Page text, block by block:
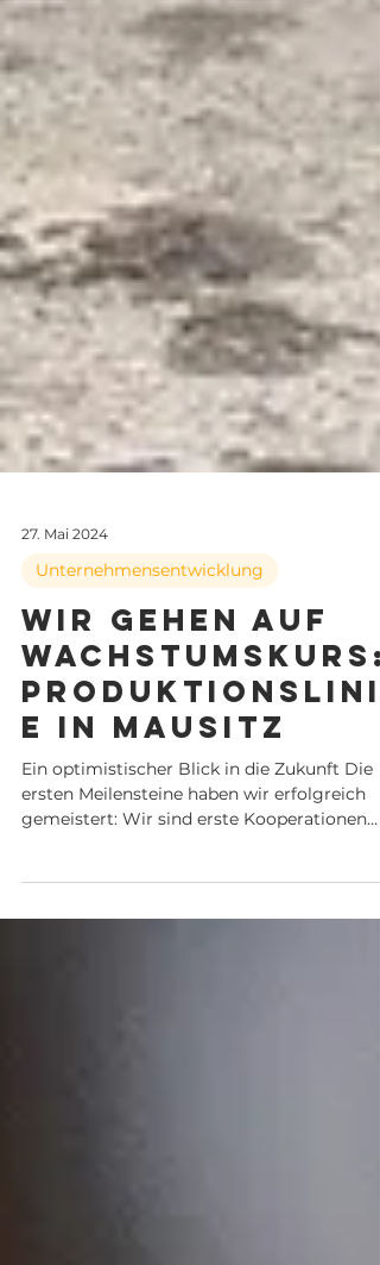
27. Mai 2024
Unternehmensentwicklung
Wir gehen auf
Wachstumskurs:
Produktionslini
e in Mausitz
Ein optimistischer Blick in die Zukunft Die